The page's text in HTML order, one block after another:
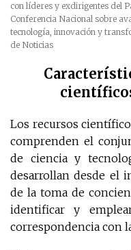
con líderes y exdirigentes del
Conferencia Nacional sobre
tecnología, innovación y
de Noticias
Los recursos
comprenden el
de ciencia y
desarrollan desde el
de la toma de
identificar y
correspondencia con